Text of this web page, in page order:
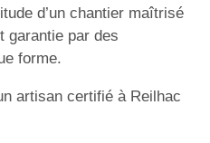
d’un chantier maîtrisé
garantie par des
forme.
artisan certifié à Reilhac